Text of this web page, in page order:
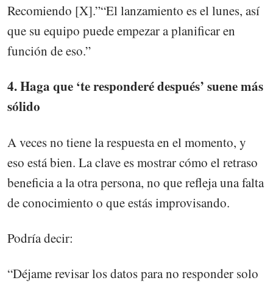
Recomiendo [X].”“El lanzamiento es el lunes, así
que su equipo puede empezar a planificar en
función de eso.”
4. Haga que ‘te responderé después’ suene más
sólido
A veces no tiene la respuesta en el momento, y
eso está bien. La clave es mostrar cómo el retraso
beneficia a la otra persona, no que refleja una falta
de conocimiento o que estás improvisando.
Podría decir:
“Déjame revisar los datos para no responder solo